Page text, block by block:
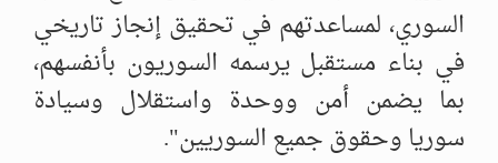
السوري، لمساعدتهم ‏في تحقيق إنجاز تاريخي
في بناء مستقبل يرسمه السوريون بأنفسهم،
بما يضمن ‏أمن ووحدة واستقلال وسيادة
سوريا وحقوق جميع السوريين". ‏ ‏